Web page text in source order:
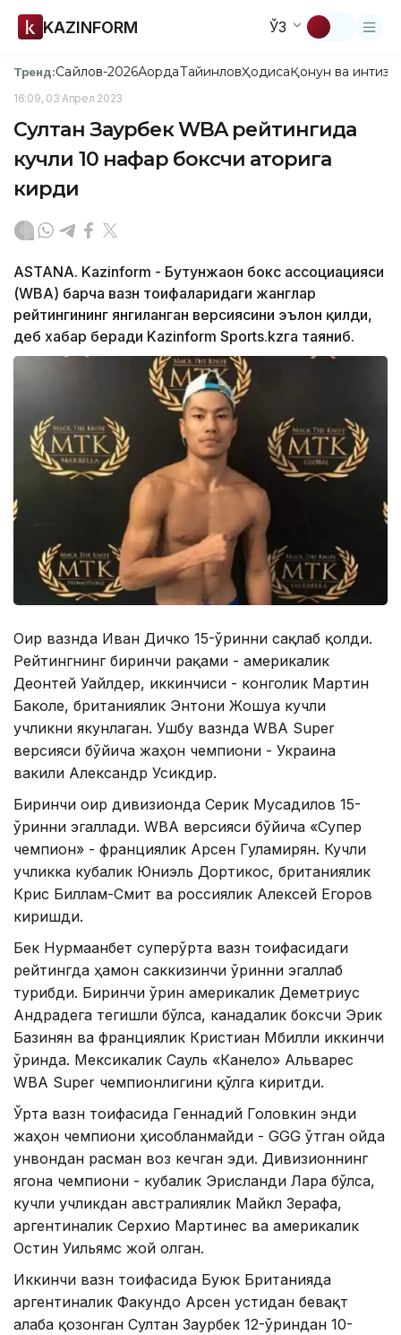
KAZINFORM ЎЗ
Тренд:Сайлов-2026АқордаТайинловҲодисаҚонун ва
16:09, 03 Апрел 2023
Султан Заурбек WBA рейтингида
кучли 10 нафар боксчи қаторига
кирди
ASTANA. Kazinform - Бутунжаҳон бокс ассоциацияси
(WBA) барча вазн тоифаларидаги жанглар
рейтингининг янгиланган версиясини эълон қилди,
деб хабар беради Kazinform Sports.kzга таяниб.
Оғир вазнда Иван Дичко 15-ўринни сақлаб қолди.
Рейтингнинг биринчи рақами - америкалик
Деонтей Уайлдер, иккинчиси - конголик Мартин
Баколе, британиялик Энтони Жошуа кучли
учликни якунлаган. Ушбу вазнда WBA Super
версияси бўйича жаҳон чемпиони - Украина
вакили Александр Усикдир.
Биринчи оғир дивизионда Серик Мусадилов 15-
ўринни эгаллади. WBA версияси бўйича «Супер
чемпион» - франциялик Арсен Гуламирян. Кучли
учликка кубалик Юниэль Дортикос, британиялик
Крис Биллам-Смит ва россиялик Алексей Егоров
киришди.
Бек Нурмағанбет суперўрта вазн тоифасидаги
рейтингда ҳамон саккизинчи ўринни эгаллаб
турибди. Биринчи ўрин америкалик Деметриус
Андрадега тегишли бўлса, канадалик боксчи Эрик
Базинян ва франциялик Кристиан Мбилли иккинчи
ўринда. Мексикалик Сауль «Канело» Альварес
WBA Super чемпионлигини қўлга киритди.
Ўрта вазн тоифасида Геннадий Головкин энди
жаҳон чемпиони ҳисобланмайди - GGG ўтган ойда
унвондан расман воз кечган эди. Дивизионнинг
ягона чемпиони - кубалик Эрисланди Лара бўлса,
кучли учликдан австралиялик Майкл Зерафа,
аргентиналик Серхио Мартинес ва америкалик
Остин Уильямс жой олган.
Иккинчи вазн тоифасида Буюк Британияда
аргентиналик Факундо Арсен устидан бевақт
ғалаба қозонган Султан Заурбек 12-ўриндан 10-